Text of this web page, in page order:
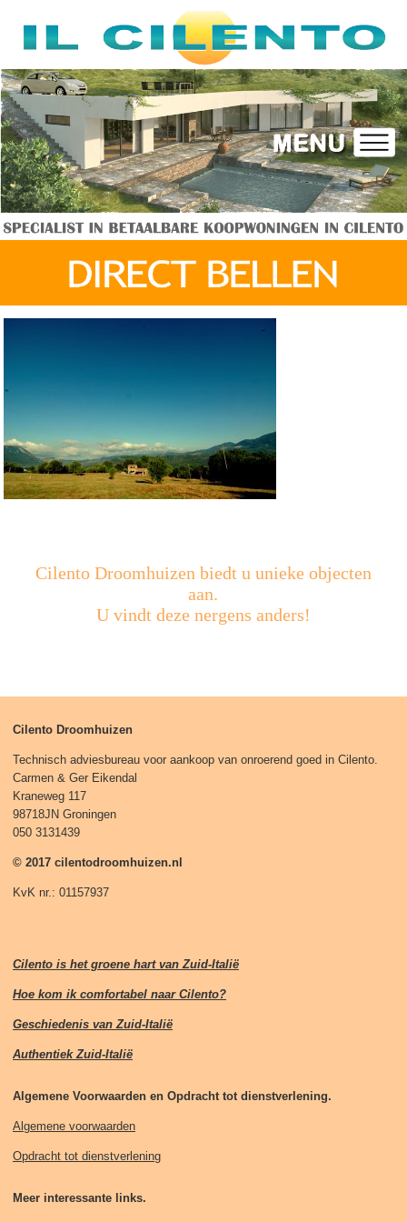
Cilento Droomhuizen biedt u unieke objecten
aan.
U vindt deze nergens anders!
Cilento Droomhuizen
Technisch adviesbureau voor aankoop van onroerend goed in Cilento.
Carmen & Ger Eikendal
Kraneweg 117
98718JN Groningen
050 3131439
© 2017 cilentodroomhuizen.nl
KvK nr.: 01157937
Cilento is het groene hart van Zuid-Italië
Hoe kom ik comfortabel naar Cilento?
Geschiedenis van Zuid-Italië
Authentiek Zuid-Italië
Algemene Voorwaarden en Opdracht tot dienstverlening.
Algemene voorwaarden
Opdracht tot dienstverlening
Meer interessante links.